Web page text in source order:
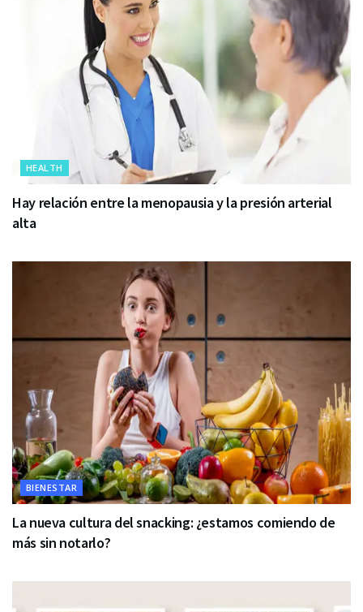
HEALTH
Hay relación entre la menopausia y la presión arterial
alta
BIENESTAR
La nueva cultura del snacking: ¿estamos comiendo de
más sin notarlo?